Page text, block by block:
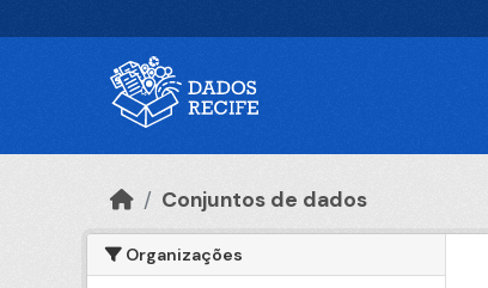
Conjuntos de dados
Organizações